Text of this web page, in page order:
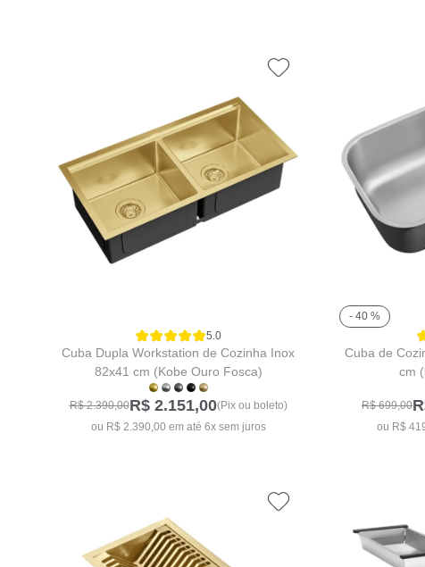
5.0
Cuba Dupla Workstation de Cozinha Inox
82x41 cm (Kobe Ouro Fosca)
R$ 2.390,00R$ 2.151,00(Pix ou boleto)
ou R$ 2.390,00 em até 6x sem juros
- 40 %
Cuba de
cm
R$ 699,00
ou R$